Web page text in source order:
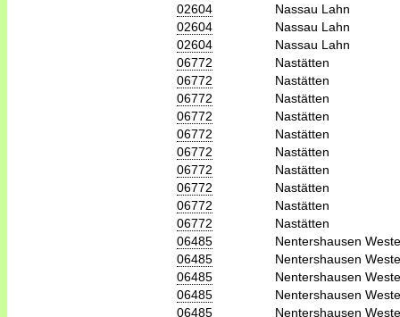
02604
Nassau Lahn
02604
Nassau Lahn
02604
Nassau Lahn
06772
Nastätten
06772
Nastätten
06772
Nastätten
06772
Nastätten
06772
Nastätten
06772
Nastätten
06772
Nastätten
06772
Nastätten
06772
Nastätten
06772
Nastätten
06485
Nentershausen
06485
Nentershausen
06485
Nentershausen
06485
Nentershausen
06485
Nentershausen